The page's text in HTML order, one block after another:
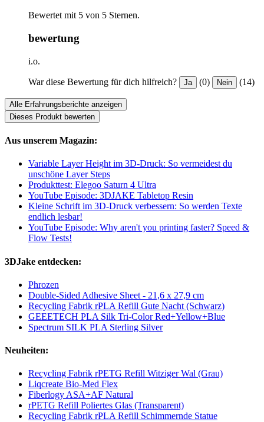
Bewertet mit 5 von 5 Sternen.
bewertung
i.o.
War diese Bewertung für dich hilfreich? Ja (0) Nein (14)
Alle Erfahrungsberichte anzeigen
Dieses Produkt bewerten
Aus unserem Magazin:
Variable Layer Height im 3D-Druck: So vermeidest du
unschöne Layer Steps
Produkttest: Elegoo Saturn 4 Ultra
YouTube Episode: 3DJAKE Tabletop Resin
Kleine Schrift im 3D-Druck verbessern: So werden Texte
endlich lesbar!
YouTube Episode: Why aren't you printing faster? Speed &
Flow Tests!
3DJake entdecken:
Phrozen
Double-Sided Adhesive Sheet - 21,6 x 27,9 cm
Recycling Fabrik rPLA Refill Gute Nacht (Schwarz)
GEEETECH PLA Silk Tri-Color Red+Yellow+Blue
Spectrum SILK PLA Sterling Silver
Neuheiten:
Recycling Fabrik rPETG Refill Witziger Wal (Grau)
Liqcreate Bio-Med Flex
Fiberlogy ASA+AF Natural
rPETG Refill Poliertes Glas (Transparent)
Recycling Fabrik rPLA Refill Schimmernde Statue